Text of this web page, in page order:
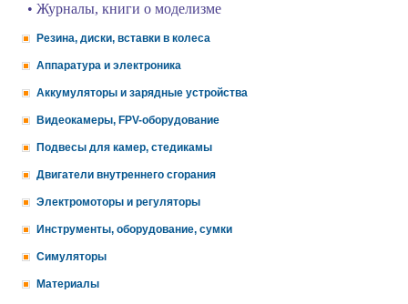
• Журналы, книги о моделизме
Резина, диски, вставки в колеса
Аппаратура и электроника
Аккумуляторы и зарядные устройства
Видеокамеры, FPV-оборудование
Подвесы для камер, стедикамы
Двигатели внутреннего сгорания
Электромоторы и регуляторы
Инструменты, оборудование, сумки
Симуляторы
Материалы